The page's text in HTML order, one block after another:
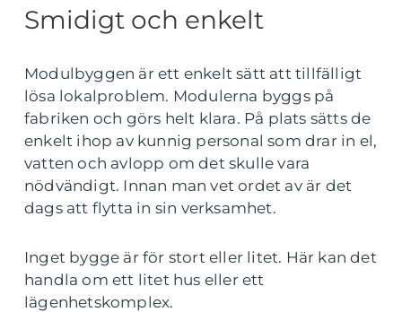
Smidigt och enkelt
Modulbyggen är ett enkelt sätt att tillfälligt
lösa lokalproblem. Modulerna byggs på
fabriken och görs helt klara. På plats sätts de
enkelt ihop av kunnig personal som drar in el,
vatten och avlopp om det skulle vara
nödvändigt. Innan man vet ordet av är det
dags att flytta in sin verksamhet.
Inget bygge är för stort eller litet. Här kan det
handla om ett litet hus eller ett
lägenhetskomplex.